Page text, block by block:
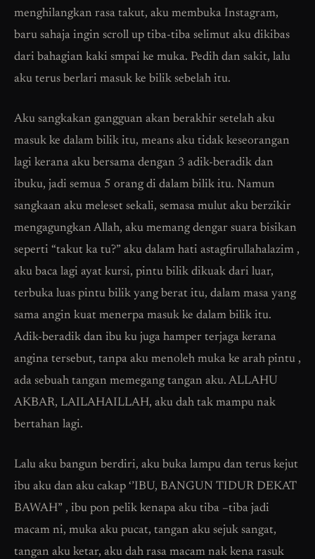
menghilangkan rasa takut, aku membuka Instagram,
baru sahaja ingin scroll up tiba-tiba selimut aku dikibas
dari bahagian kaki smpai ke muka. Pedih dan sakit, lalu
aku terus berlari masuk ke bilik sebelah itu.
Aku sangkakan gangguan akan berakhir setelah aku
masuk ke dalam bilik itu, means aku tidak keseorangan
lagi kerana aku bersama dengan 3 adik-beradik dan
ibuku, jadi semua 5 orang di dalam bilik itu. Namun
sangkaan aku meleset sekali, semasa mulut aku berzikir
mengagungkan Allah, aku memang dengar suara bisikan
seperti “takut ka tu?” aku dalam hati astagfirullahalazim ,
aku baca lagi ayat kursi, pintu bilik dikuak dari luar,
terbuka luas pintu bilik yang berat itu, dalam masa yang
sama angin kuat menerpa masuk ke dalam bilik itu.
Adik-beradik dan ibu ku juga hamper terjaga kerana
angina tersebut, tanpa aku menoleh muka ke arah pintu ,
ada sebuah tangan memegang tangan aku. ALLAHU
AKBAR, LAILAHAILLAH, aku dah tak mampu nak
bertahan lagi.
Lalu aku bangun berdiri, aku buka lampu dan terus kejut
ibu aku dan aku cakap ‘’IBU, BANGUN TIDUR DEKAT
BAWAH” , ibu pon pelik kenapa aku tiba –tiba jadi
macam ni, muka aku pucat, tangan aku sejuk sangat,
tangan aku ketar, aku dah rasa macam nak kena rasuk